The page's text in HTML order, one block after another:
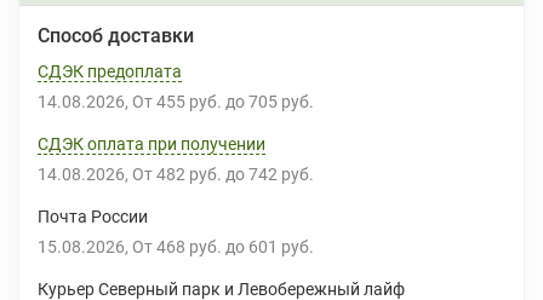
Способ доставки
СДЭК предоплата
14.08.2026 От 455 руб. до 705 руб.
СДЭК оплата при получении
14.08.2026 От 482 руб. до 742 руб.
Почта России
15.08.2026 От 468 руб. до 601 руб.
Курьер Северный парк и Левобережный лайф